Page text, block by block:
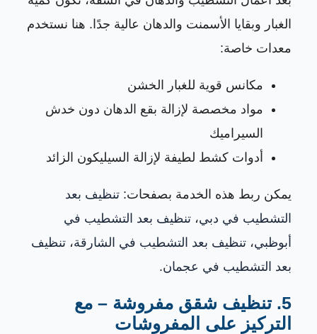
الغبار وبقايا الأسمنت والدهان عالية جدًا. هنا نستخدم
معدات خاصة:
مكانس قوية للغبار الخشن
مواد مخصصة لإزالة بقع الدهان دون خدش
السيراميك
أدوات كشط لطيفة لإزالة السيليكون الزائد
يمكن ربط هذه الخدمة بصفحات: تنظيف بعد
التشطيب في دبي، تنظيف بعد التشطيب في
أبوظبي، تنظيف بعد التشطيب في الشارقة، تنظيف
بعد التشطيب في عجمان.
5. تنظيف شقق مفروشة – مع
التركيز على المفروشات